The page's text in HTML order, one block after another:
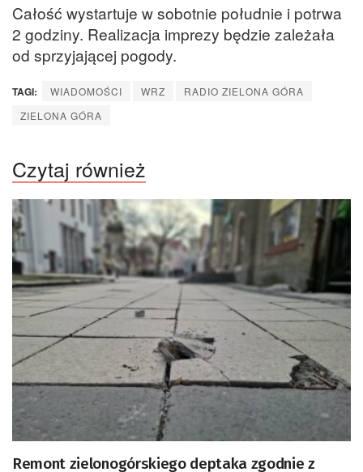
Całość wystartuje w sobotnie południe i potrwa
2 godziny. Realizacja imprezy będzie zależała
od sprzyjającej pogody.
TAGI: WIADOMOŚCI WRZ
RADIO ZIELONA GÓRA
ZIELONA GÓRA
Czytaj również
Remont zielonogórskiego deptaka zgodnie z